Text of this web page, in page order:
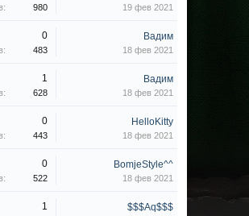
980 19 фев 2021
0
483
Вадим
18 фев 2021
1
628
Вадим
18 фев 2021
0
443
HelloKitty
18 фев 2021
0
522
BomjeStyle^^
18 фев 2021
1 $$$Aq$$$